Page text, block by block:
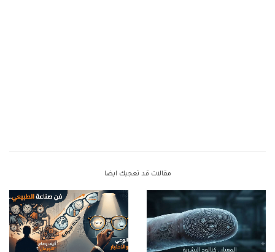
مقالات قد تعجبك ايضا